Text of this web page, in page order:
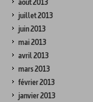
août 2013
juillet 2013
juin 2013
mai 2013
avril 2013
mars 2013
février 2013
janvier 2013